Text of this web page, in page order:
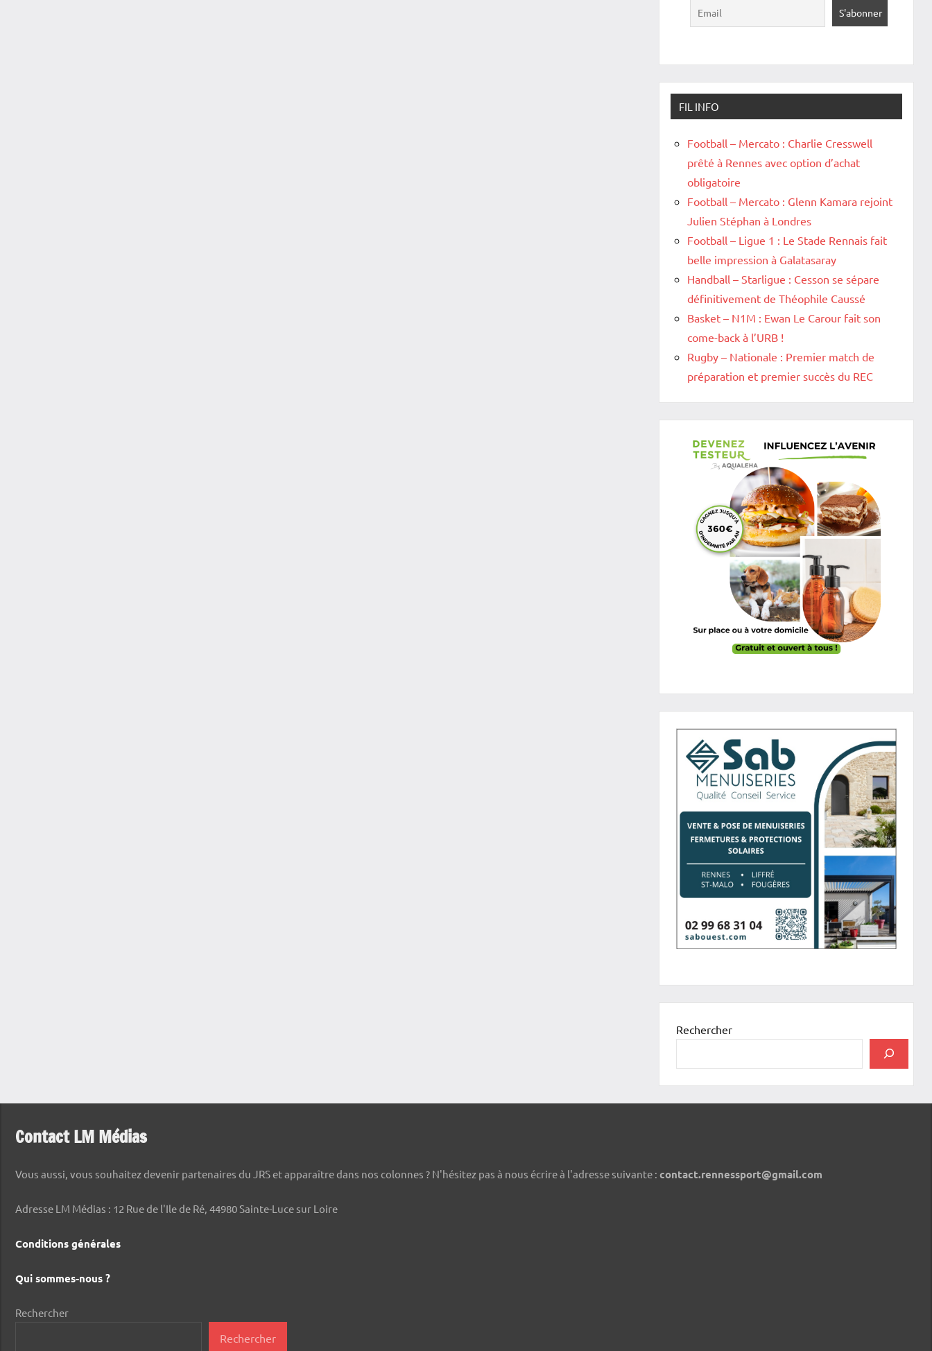
FIL INFO
Football – Mercato : Charlie Cresswell
prêté à Rennes avec option d’achat
obligatoire
Football – Mercato : Glenn Kamara rejoint
Julien Stéphan à Londres
Football – Ligue 1 : Le Stade Rennais fait
belle impression à Galatasaray
Handball – Starligue : Cesson se sépare
définitivement de Théophile Caussé
Basket – N1M : Ewan Le Carour fait son
come-back à l’URB !
Rugby – Nationale : Premier match de
préparation et premier succès du REC
Rechercher
Contact LM Médias
Vous aussi, vous souhaitez devenir partenaires du JRS et apparaître dans nos colonnes ? N'hésitez pas à nous écrire à l'adresse suivante : contact.rennessport@gmail.com
Adresse LM Médias : 12 Rue de l'Ile de Ré, 44980 Sainte-Luce sur Loire
Conditions générales
Qui sommes-nous ?
Rechercher
Rechercher